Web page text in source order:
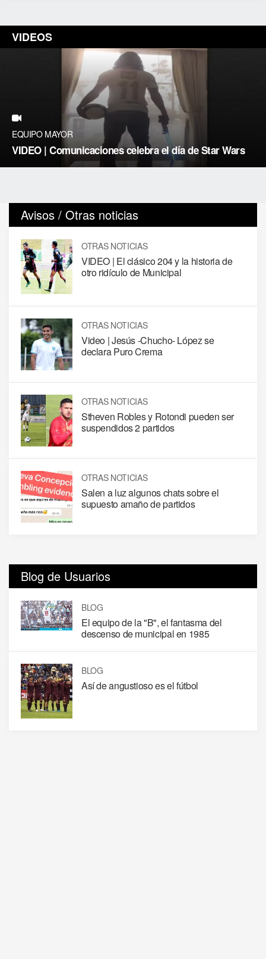
VIDEOS
EQUIPO MAYOR
VIDEO | Comunicaciones celebra el día de Star Wars
Avisos / Otras noticias
OTRAS NOTICIAS
VIDEO | El clásico 204 y la historia de
otro ridículo de Municipal
OTRAS NOTICIAS
Video | Jesús -Chucho- López se
declara Puro Crema
OTRAS NOTICIAS
Stheven Robles y Rotondi pueden ser
suspendidos 2 partidos
OTRAS NOTICIAS
Salen a luz algunos chats sobre el
supuesto amaño de partidos
Blog de Usuarios
BLOG
El equipo de la "B", el fantasma del
descenso de municipal en 1985
BLOG
Así de angustioso es el fútbol